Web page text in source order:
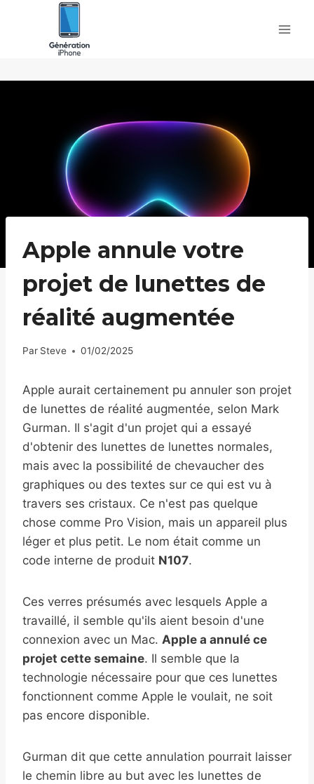
Apple annule votre
projet de lunettes de
réalité augmentée
Par Steve 01/02/2025
Apple aurait certainement pu annuler son projet
de lunettes de réalité augmentée, selon Mark
Gurman. Il s'agit d'un projet qui a essayé
d'obtenir des lunettes de lunettes normales,
mais avec la possibilité de chevaucher des
graphiques ou des textes sur ce qui est vu à
travers ses cristaux. Ce n'est pas quelque
chose comme Pro Vision, mais un appareil plus
léger et plus petit. Le nom était comme un
code interne de produit N107.
Ces verres présumés avec lesquels Apple a
travaillé, il semble qu'ils aient besoin d'une
connexion avec un Mac. Apple a annulé ce
projet cette semaine. Il semble que la
technologie nécessaire pour que ces lunettes
fonctionnent comme Apple le voulait, ne soit
pas encore disponible.
Gurman dit que cette annulation pourrait laisser
le chemin libre au but avec les lunettes de